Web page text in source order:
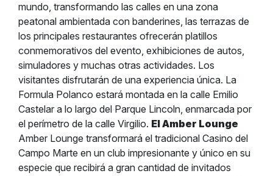
mundo, transformando las calles en una zona
peatonal ambientada con banderines, las terrazas de
los principales restaurantes ofrecerán platillos
conmemorativos del evento, exhibiciones de autos,
simuladores y muchas otras actividades. Los
visitantes disfrutarán de una experiencia única. La
Formula Polanco estará montada en la calle Emilio
Castelar a lo largo del Parque Lincoln, enmarcada por
el perímetro de la calle Virgilio. El Amber Lounge
Amber Lounge transformará el tradicional Casino del
Campo Marte en un club impresionante y único en su
especie que recibirá a gran cantidad de invitados